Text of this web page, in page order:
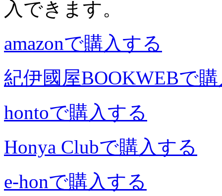
入できます。
amazonで購入する
紀伊國屋BOOKWEBで
hontoで購入する
Honya Clubで購入する
e-honで購入する